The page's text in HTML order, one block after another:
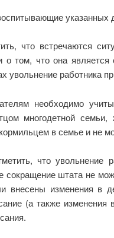
указанных
что встречаются
о том, что она является
увольнение работника
необходимо
многодетной
в семье и не
что увольнение
сокращение штата не
внесены изменения в
(а также изменения